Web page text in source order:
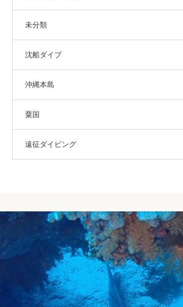
未分類
沈船ダイブ
沖縄本島
粟国
遠征ダイビング